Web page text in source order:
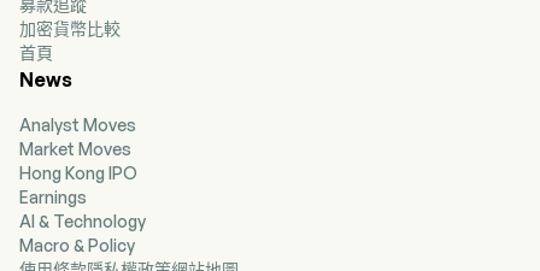
募款追蹤
加密貨幣比較
首頁
News
Analyst Moves
Market Moves
Hong Kong IPO
Earnings
AI & Technology
Macro & Policy